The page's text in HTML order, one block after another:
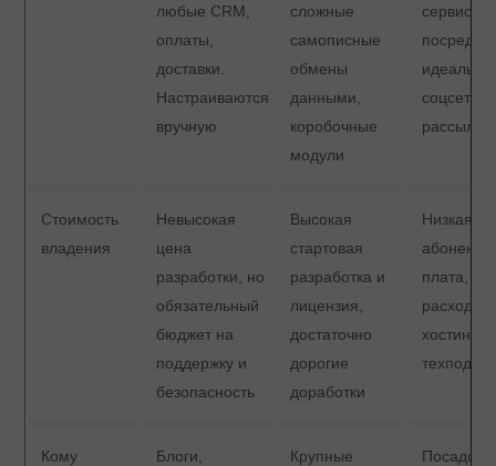
любые CRM,
оплаты,
доставки.
Настраиваются
вручную
сложные
самописные
обмены
данными,
коробочные
модули
сервисы-
идеально
соцсетей
рассылок
Стоимость
владения
Невысокая
цена
разработки, но
обязательный
бюджет на
поддержку и
безопасность
Высокая
стартовая
разработка и
лицензия,
достаточно
дорогие
доработки
Низкая
плата,
расходов
хостинг и
Кому
Блоги,
Крупные